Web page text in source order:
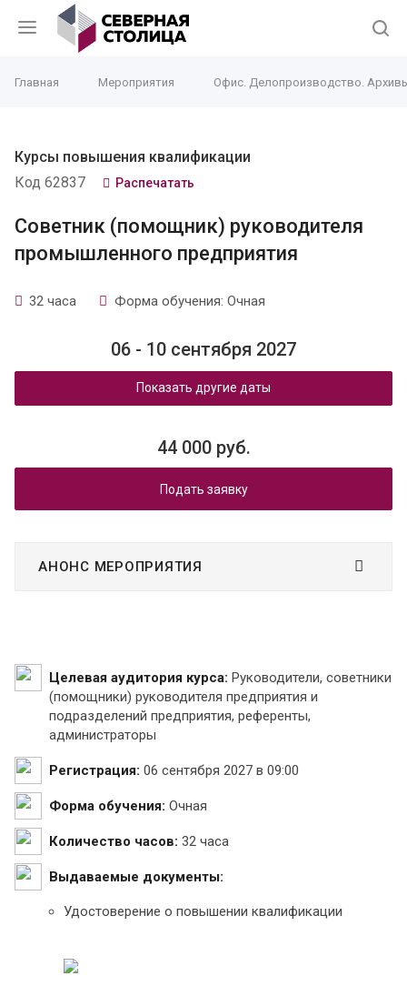
Главная Мероприятия Офис. Делопроизводство.
Курсы повышения квалификации
Код 62837
Распечатать
Советник (помощник) руководителя
промышленного предприятия
32 часа Форма обучения: Очная
06 - 10 сентября 2027
Показать другие даты
44 000 руб.
Подать заявку
АНОНС МЕРОПРИЯТИЯ
Целевая аудитория курса: Руководители, советники
(помощники) руководителя предприятия и
подразделений предприятия, референты,
администраторы
Регистрация: 06 сентября 2027 в 09:00
Форма обучения: Очная
Количество часов: 32 часа
Выдаваемые документы:
Удостоверение о повышении квалификации